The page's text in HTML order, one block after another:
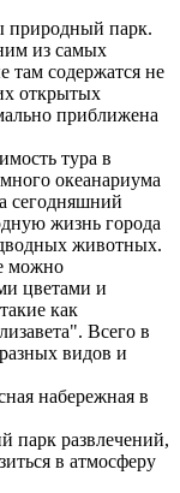
природный парк.
из самых
содержатся не
открытых
приближена
тура в
океанариума
сегодняшний
жизнь города
животных.
можно
цветами и
как
Всего в
видов и
набережная в
парк развлечений,
в атмосферу